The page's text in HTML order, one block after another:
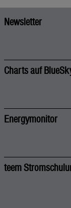
Newsletter
Charts auf
Energymonitor
teem